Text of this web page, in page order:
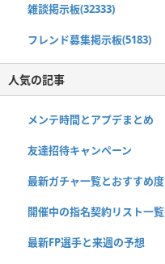
雑談掲示板(32333)
フレンド募集掲示板(5183)
人気の記事
メンテ時間とアプデまとめ
友達招待キャンペーン
最新ガチャ一覧とおすすめ度
開催中の指名契約リスト一覧
最新FP選手と来週の予想